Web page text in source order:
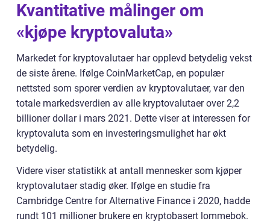
Kvantitative målinger om
«kjøpe kryptovaluta»
Markedet for kryptovalutaer har opplevd betydelig vekst
de siste årene. Ifølge CoinMarketCap, en populær
nettsted som sporer verdien av kryptovalutaer, var den
totale markedsverdien av alle kryptovalutaer over 2,2
billioner dollar i mars 2021. Dette viser at interessen for
kryptovaluta som en investeringsmulighet har økt
betydelig.
Videre viser statistikk at antall mennesker som kjøper
kryptovalutaer stadig øker. Ifølge en studie fra
Cambridge Centre for Alternative Finance i 2020, hadde
rundt 101 millioner brukere en kryptobasert lommebok.